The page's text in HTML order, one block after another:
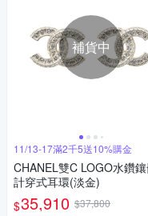
補貨中
11/13-17滿2千5送10%購金
CHANEL雙C LOGO水鑽
計穿式耳環(淡金)
$35,910 $37,800